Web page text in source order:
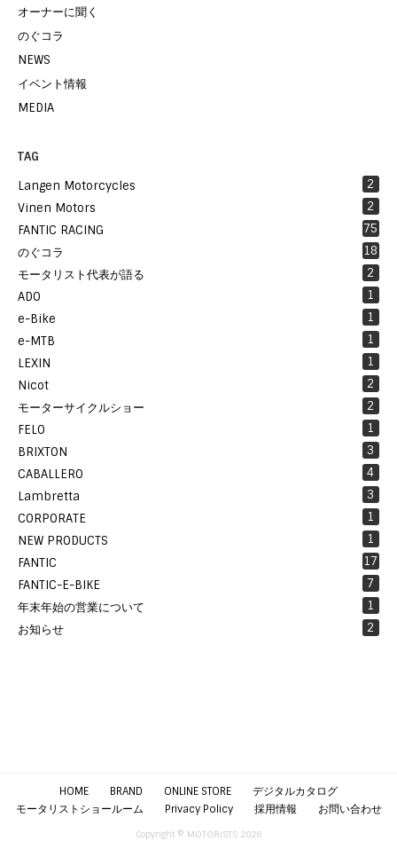
オーナーに聞く
のぐコラ
NEWS
イベント情報
MEDIA
TAG
Langen Motorcycles
2
Vinen Motors
2
FANTIC RACING
75
のぐコラ
18
モータリスト代表が語る
2
ADO
1
e-Bike
1
e-MTB
1
LEXIN
1
Nicot
2
モーターサイクルショー
2
FELO
1
BRIXTON
3
CABALLERO
4
Lambretta
3
CORPORATE
1
NEW PRODUCTS
1
FANTIC
17
FANTIC-E-BIKE
7
年末年始の営業について
1
お知らせ
2
HOME BRAND ONLINE STORE
デジタルカタログ
モータリストショールーム
Privacy Policy 採用情報 お問い合わせ
Copyright © MOTORISTS 2026